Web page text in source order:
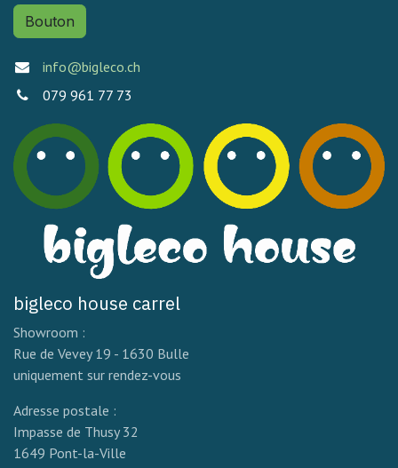
Bouton
info@bigleco.ch
079 961 77 73
bigleco house carrel
Showroom :
Rue de Vevey 19 - 1630 Bulle
uniquement sur rendez-vous
Adresse postale :
Impasse de Thusy 32
1649 Pont-la-Ville